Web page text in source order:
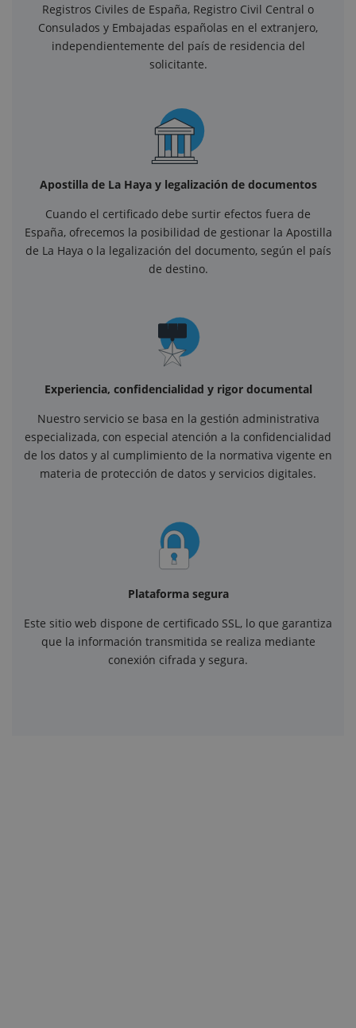
Registros Civiles de España, Registro Civil Central o
Consulados y Embajadas españolas en el extranjero,
independientemente del país de residencia del
solicitante.
Apostilla de La Haya y legalización de documentos
Cuando el certificado debe surtir efectos fuera de
España, ofrecemos la posibilidad de gestionar la Apostilla
de La Haya o la legalización del documento, según el país
de destino.
Experiencia, confidencialidad y rigor documental
Nuestro servicio se basa en la gestión administrativa
especializada, con especial atención a la confidencialidad
de los datos y al cumplimiento de la normativa vigente en
materia de protección de datos y servicios digitales.
Plataforma segura
Este sitio web dispone de certificado SSL, lo que garantiza
que la información transmitida se realiza mediante
conexión cifrada y segura.